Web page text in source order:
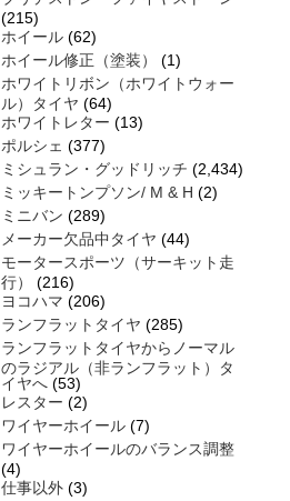
(215)
ホイール (62)
ホイール修正（塗装）
(1)
ホワイトリボン（ホワイトウォー
ル）タイヤ (64)
ホワイトレター (13)
ポルシェ (377)
ミシュラン・グッドリッチ (2,434)
ミッキートンプソン/ M & H (2)
ミニバン (289)
メーカー欠品中タイヤ (44)
モータースポーツ（サーキット走
行）
(216)
ヨコハマ (206)
ランフラットタイヤ (285)
ランフラットタイヤからノーマル
のラジアル（非ランフラット）タ
イヤへ (53)
レスター (2)
ワイヤーホイール (7)
ワイヤーホイールのバランス調整
(4)
仕事以外 (3)